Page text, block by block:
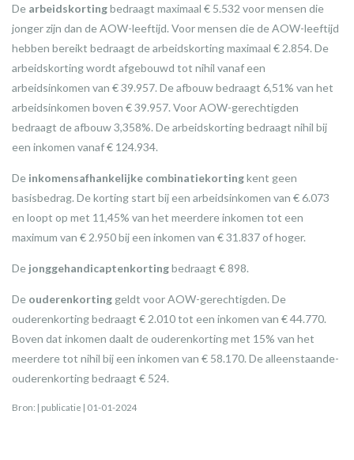
De arbeidskortingbedraagt maximaal € 5.532 voor mensen die
jonger zijn dan de AOW-leeftijd. Voor mensen die de AOW-leeftijd
hebben bereikt bedraagt de arbeidskorting maximaal € 2.854. De
arbeidskorting wordt afgebouwd tot nihil vanaf een
arbeidsinkomen van € 39.957. De afbouw bedraagt 6,51% van het
arbeidsinkomen boven € 39.957. Voor AOW-gerechtigden
bedraagt de afbouw 3,358%. De arbeidskorting bedraagt nihil bij
een inkomen vanaf € 124.934.
De inkomensafhankelijke combinatiekortingkent geen
basisbedrag. De korting start bij een arbeidsinkomen van € 6.073
en loopt op met 11,45% van het meerdere inkomen tot een
maximum van € 2.950 bij een inkomen van € 31.837 of hoger.
De jonggehandicaptenkortingbedraagt € 898.
De ouderenkorting geldt voor AOW-gerechtigden. De
ouderenkorting bedraagt € 2.010 tot een inkomen van € 44.770.
Boven dat inkomen daalt de ouderenkorting met 15% van het
meerdere tot nihil bij een inkomen van € 58.170. De alleenstaande-
ouderenkorting bedraagt € 524.
Bron: | publicatie | 01-01-2024